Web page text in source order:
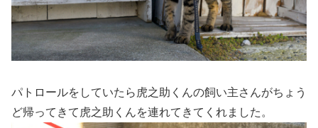
パトロールをしていたら虎之助くんの飼い主さんがちょう
ど帰ってきて虎之助くんを連れてきてくれました。